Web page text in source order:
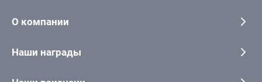
О компании
Наши награды